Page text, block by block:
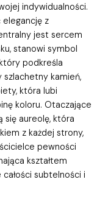
indywidualności.
z
jest sercem
stanowi symbol
podkreśla
szlachetny kamień,
która lubi
koloru. Otaczające
się aureolę, która
z każdej strony,
pewności
kształtem
subtelności i